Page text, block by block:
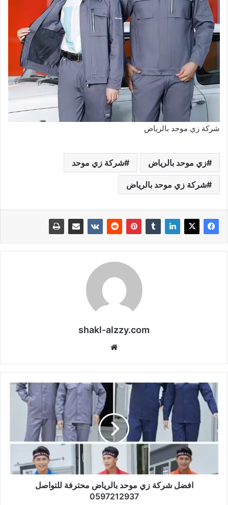
شركة زي موحد بالرياض
زي موحد بالرياض شركة زي موحد
شركة زي موحد بالرياض
shakl-alzzy.com
افضل شركة زي موحد بالرياض محترفة للتواصل
0597212937